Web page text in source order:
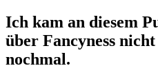
Ich kam an diesem
über Fancyness
nochmal.